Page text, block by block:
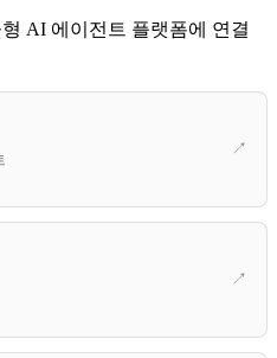
AI 에이전트 플랫폼에 연결